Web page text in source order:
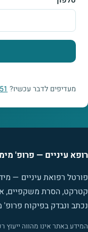
מעדיפים לדבר עכשיו?
רופא עיניים — פרופ'
פורטל רפואת עיניים —
קטרקט, הסרת משקפיים,
נכתב ונבדק בפיקוח פרופ'
המידע באתר אינו מהווה ייעוץ